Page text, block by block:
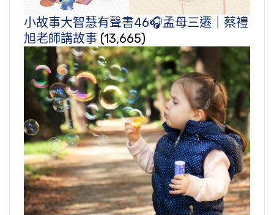
小故事大智慧有聲書46🎧孟母三遷｜蔡禮
旭老師講故事 (13,665)